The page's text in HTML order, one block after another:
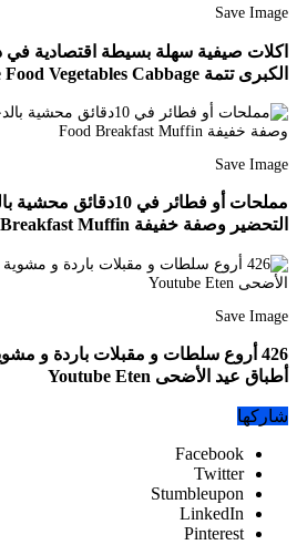
Save Image
اكلات صيفية سهلة بسيطة اقتصادية في
الكبرى تتمة Youtube Food Vegetables Cabbage
Save Image
مملحات أو فطائر في
التحضير وصفة خفيفة Food Breakfast Muffin
Save Image
426 أروع سلطات و مقبلات باردة و
أطباق عيد الأضحى Youtube Eten
شاركها
Facebook
Twitter
Stumbleupon
LinkedIn
Pinterest